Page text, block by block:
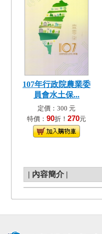
107年行政院農業委
員會水土保...
定價：300 元
特價： 90折！ 270元
| 內容簡介 |